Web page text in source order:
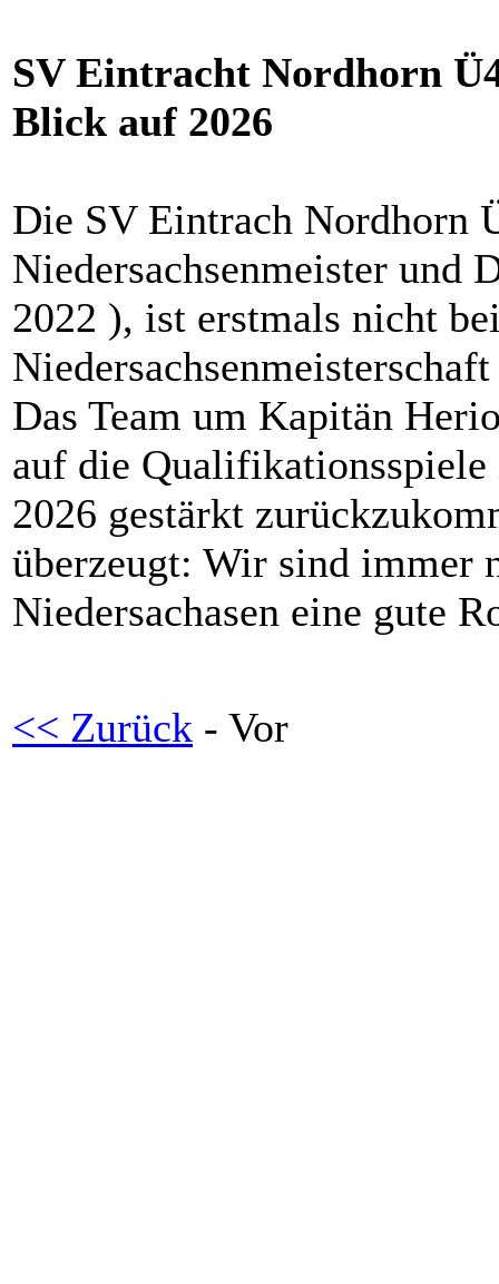
SV Eintracht Nordhorn
Blick auf 2026
Die SV Eintrach Nordhorn
Niedersachsenmeister und
2022 ), ist erstmals nicht
Das Team um Kapitän
auf die Qualifikationsspiele
2026 gestärkt
überzeugt: Wir sind immer
Niedersachasen eine gute
<< Zurück - Vor